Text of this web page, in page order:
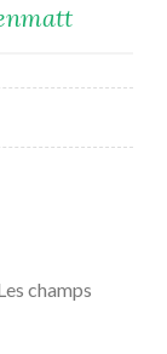
champs